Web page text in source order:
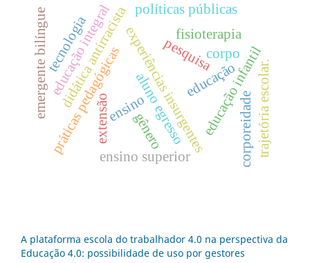
educação
corpo
ensino
pesquisa
extensão
práticas pedagógicas
didática antirracistaexperiências insurgenteseducação infantil
educação integral políticas públicas
trajetória escolar.
ensino superior
aluno egresso
fisioterapia
emergente bilíngue
gênero corporeidade
tecnologia
A plataforma escola do trabalhador 4.0 na perspectiva da
Educação 4.0: possibilidade de uso por gestores